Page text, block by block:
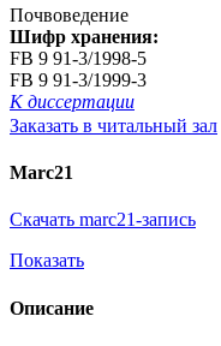
Почвоведение
Шифр хранения:
FB 9 91-3/1998-5
FB 9 91-3/1999-3
К диссертации
Заказать в читальный зал
Marc21
Скачать marc21-запись
Показать
Описание